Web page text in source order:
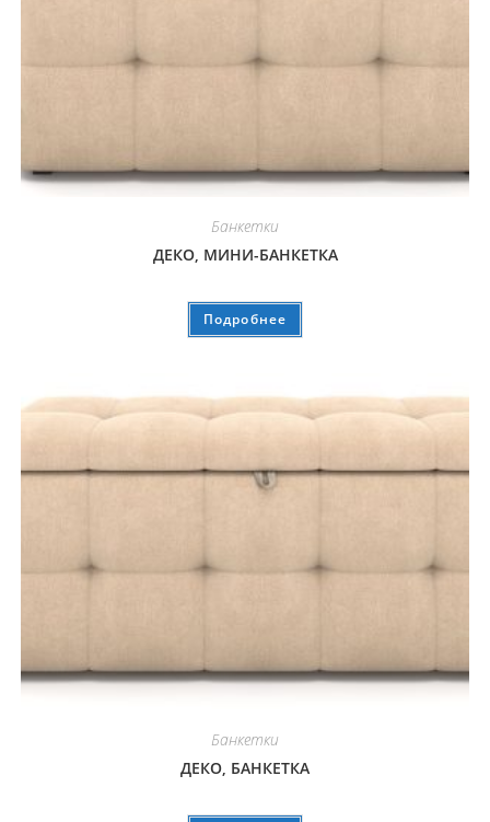
Банкетки
ДЕКО, МИНИ-БАНКЕТКА
Подробнее
Банкетки
ДЕКО, БАНКЕТКА